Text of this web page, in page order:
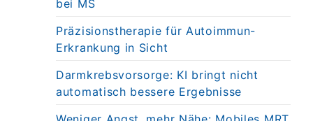
bei MS
Präzisionstherapie für Autoimmun-
Erkrankung in Sicht
Darmkrebsvorsorge: KI bringt nicht
automatisch bessere Ergebnisse